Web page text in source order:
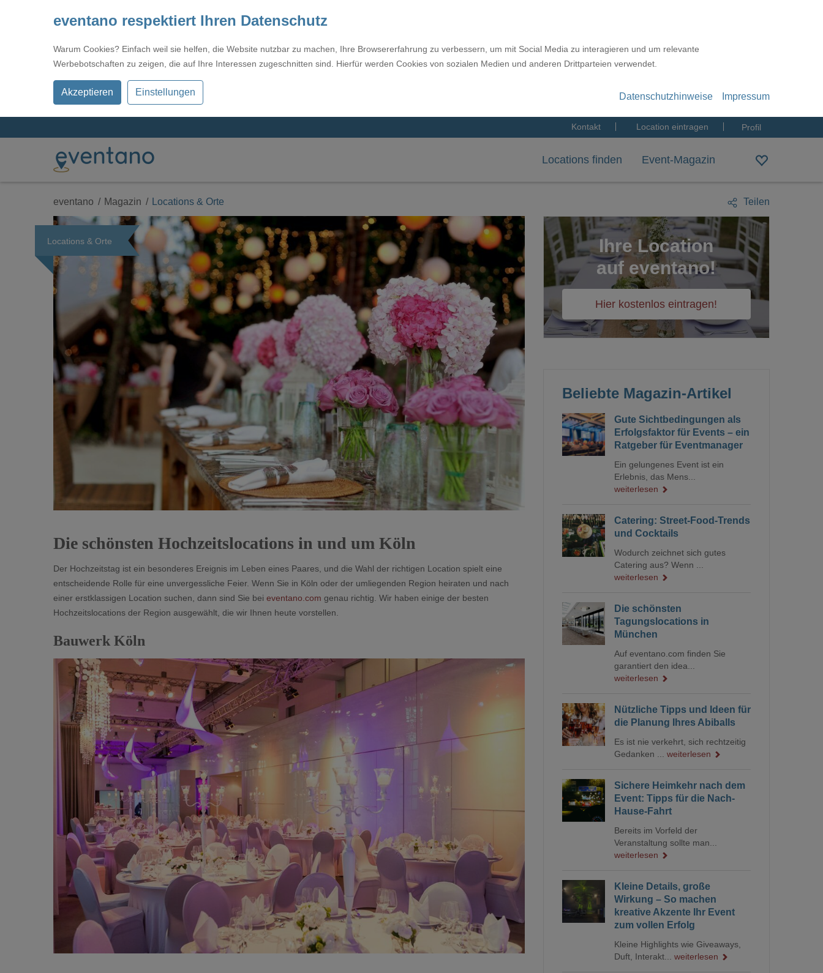
eventano respektiert Ihren Datenschutz
Warum Cookies? Einfach weil sie helfen, die Website nutzbar zu machen, Ihre Browsererfahrung zu verbessern, um mit Social Media zu interagieren und um relevante
Werbebotschaften zu zeigen, die auf Ihre Interessen zugeschnitten sind. Hierfür werden Cookies von sozialen Medien und anderen Drittparteien verwendet.
Akzeptieren Einstellungen Datenschutzhinweise Impressum
Kontakt Location eintragen Profil
Locations finden Event-Magazin
eventano Magazin Locations & Orte Teilen
Locations & Orte
Die schönsten Hochzeitslocations in und um Köln
Der Hochzeitstag ist ein besonderes Ereignis im Leben eines Paares, und die Wahl der richtigen Location spielt eine
entscheidende Rolle für eine unvergessliche Feier. Wenn Sie in Köln oder der umliegenden Region heiraten und nach
einer erstklassigen Location suchen, dann sind Sie bei eventano.com genau richtig. Wir haben einige der besten
Hochzeitslocations der Region ausgewählt, die wir Ihnen heute vorstellen.
Bauwerk Köln
Ihre Location
auf eventano!
Hier kostenlos eintragen!
Beliebte Magazin-Artikel
Gute Sichtbedingungen als
Erfolgsfaktor für Events – ein
Ratgeber für Eventmanager
Ein gelungenes Event ist ein
Erlebnis, das Mens...
weiterlesen
Catering: Street-Food-Trends
und Cocktails
Wodurch zeichnet sich gutes
Catering aus? Wenn ...
weiterlesen
Die schönsten
Tagungslocations in
München
Auf eventano.com finden Sie
garantiert den idea...
weiterlesen
Nützliche Tipps und Ideen für
die Planung Ihres Abiballs
Es ist nie verkehrt, sich rechtzeitig
Gedanken ... weiterlesen
Sichere Heimkehr nach dem
Event: Tipps für die Nach-
Hause-Fahrt
Bereits im Vorfeld der
Veranstaltung sollte man...
weiterlesen
Kleine Details, große
Wirkung – So machen
kreative Akzente Ihr Event
zum vollen Erfolg
Kleine Highlights wie Giveaways,
Duft, Interakt... weiterlesen